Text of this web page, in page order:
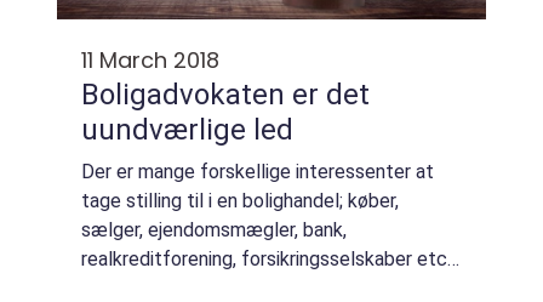
11 March 2018
Boligadvokaten er det
uundværlige led
Der er mange forskellige interessenter at
tage stilling til i en bolighandel; køber,
sælger, ejendomsmægler, bank,
realkreditforening, forsikringsselskaber etc.